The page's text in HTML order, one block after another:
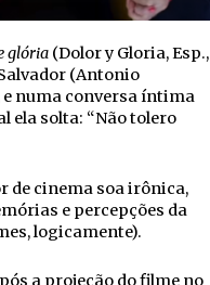
glória (Dolor y Gloria, Esp.,
(Antonio
e numa conversa íntima
ela solta: “Não tolero
de cinema soa irônica,
e percepções da
logicamente).
a projeção do filme no